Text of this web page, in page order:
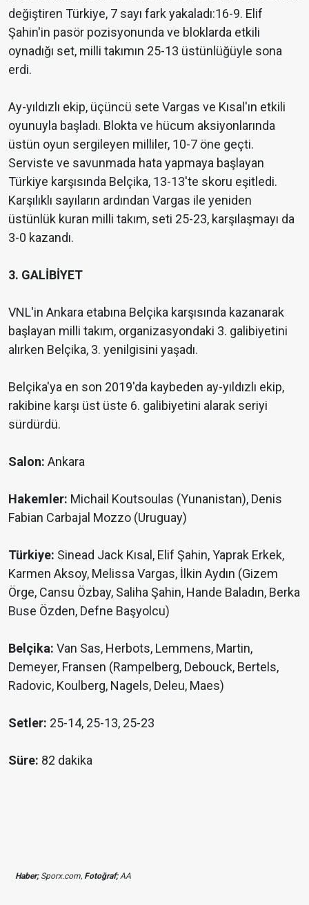
değiştiren Türkiye, 7 sayı fark yakaladı:16-9. Elif
Şahin'in pasör pozisyonunda ve bloklarda etkili
oynadığı set, milli takımın 25-13 üstünlüğüyle sona
erdi.
Ay-yıldızlı ekip, üçüncü sete Vargas ve Kısal'ın etkili
oyunuyla başladı. Blokta ve hücum aksiyonlarında
üstün oyun sergileyen milliler, 10-7 öne geçti.
Serviste ve savunmada hata yapmaya başlayan
Türkiye karşısında Belçika, 13-13'te skoru eşitledi.
Karşılıklı sayıların ardından Vargas ile yeniden
üstünlük kuran milli takım, seti 25-23, karşılaşmayı da
3-0 kazandı.
3. GALİBİYET
VNL'in Ankara etabına Belçika karşısında kazanarak
başlayan milli takım, organizasyondaki 3. galibiyetini
alırken Belçika, 3. yenilgisini yaşadı.
Belçika'ya en son 2019'da kaybeden ay-yıldızlı ekip,
rakibine karşı üst üste 6. galibiyetini alarak seriyi
sürdürdü.
Salon: Ankara
Hakemler: Michail Koutsoulas (Yunanistan), Denis
Fabian Carbajal Mozzo (Uruguay)
Türkiye: Sinead Jack Kısal, Elif Şahin, Yaprak Erkek,
Karmen Aksoy, Melissa Vargas, İlkin Aydın (Gizem
Örge, Cansu Özbay, Saliha Şahin, Hande Baladın, Berka
Buse Özden, Defne Başyolcu)
Belçika: Van Sas, Herbots, Lemmens, Martin,
Demeyer, Fransen (Rampelberg, Debouck, Bertels,
Radovic, Koulberg, Nagels, Deleu, Maes)
Setler: 25-14, 25-13, 25-23
Süre: 82 dakika
Haber;Sporx.com, Fotoğraf;AA